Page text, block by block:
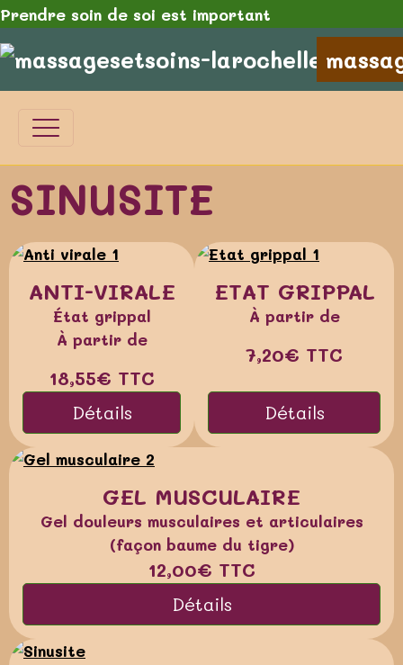
Prendre soin de soi est important
SINUSITE
ANTI-VIRALE
État grippal
À partir de
18,55€ TTC
Détails
ETAT GRIPPAL
À partir de
7,20€ TTC
Détails
GEL MUSCULAIRE
Gel douleurs musculaires et articulaires
(façon baume du tigre)
12,00€ TTC
Détails